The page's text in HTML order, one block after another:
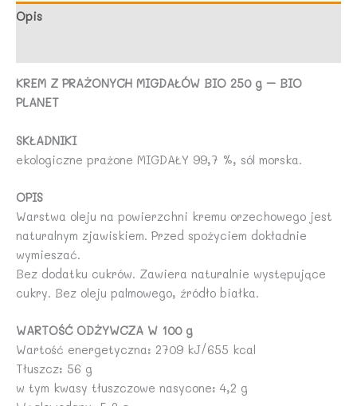
-Opis
KREM Z PRAŻONYCH MIGDAŁÓW BIO 250 g – BIO
PLANET
SKŁADNIKI
ekologiczne prażone MIGDAŁY 99,7 %, sól morska.
OPIS
Warstwa oleju na powierzchni kremu orzechowego jest
naturalnym zjawiskiem. Przed spożyciem dokładnie
wymieszać.
Bez dodatku cukrów. Zawiera naturalnie występujące
cukry. Bez oleju palmowego, źródło białka.
WARTOŚĆ ODŻYWCZA W 100 g
Wartość energetyczna: 2709 kJ/655 kcal
Tłuszcz: 56 g
w tym kwasy tłuszczowe nasycone: 4,2 g